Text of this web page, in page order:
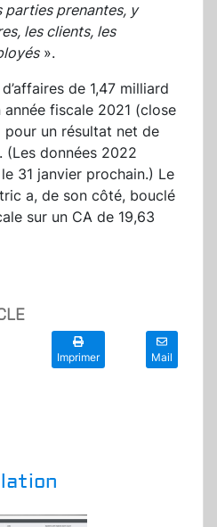
parties prenantes, y
les clients, les
».
de 1,47 milliard
fiscale 2021 (close
pour un résultat net de
(Les données 2022
31 janvier prochain.) Le
a, de son côté, bouclé
sur un CA de 19,63
Imprimer Mail